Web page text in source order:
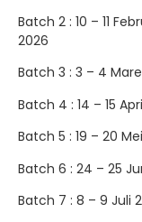
Batch 2 : 10 – 11
2026
Batch 3 : 3 – 4
Batch 4 : 14 – 15
Batch 5 : 19 – 20
Batch 6 : 24 – 25
Batch 7 : 8 – 9 Juli